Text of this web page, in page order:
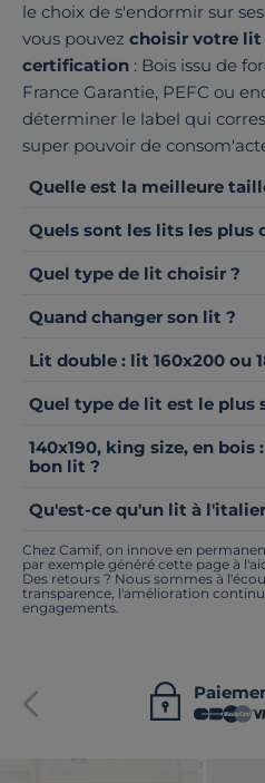
le choix de s'endormir sur
vous pouvez choisir votre lit
certification : Bois issu de
France Garantie, PEFC ou
déterminer le label qui
super pouvoir de
Quelle est la meilleure
Quels sont les lits les plus
Quel type de lit choisir ?
Quand changer son lit ?
Lit double : lit 160x200 ou
Quel type de lit est le plus
140x190, king size, en bois
bon lit ?
Qu'est-ce qu'un lit à
Chez Camif, on innove en
par exemple généré cette page à
Des retours ? Nous sommes à
transparence, l'amélioration
engagements.